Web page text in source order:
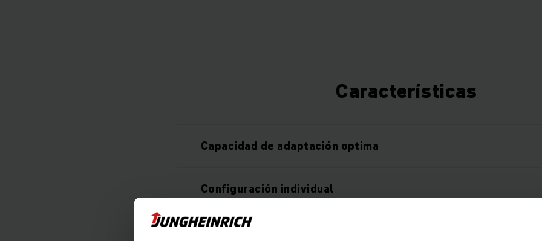
Características
Capacidad de adaptación optima
Configuración individual
Ahorros de superficie